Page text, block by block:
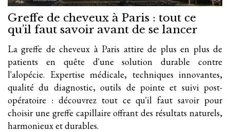
Greffe de cheveux à Paris : tout ce
qu’il faut savoir avant de se lancer
La greffe de cheveux à Paris attire de plus en plus de
patients en quête d'une solution durable contre
l'alopécie. Expertise médicale, techniques innovantes,
qualité du diagnostic, outils de pointe et suivi post-
opératoire : découvrez tout ce qu'il faut savoir pour
choisir une greffe capillaire offrant des résultats naturels,
harmonieux et durables.